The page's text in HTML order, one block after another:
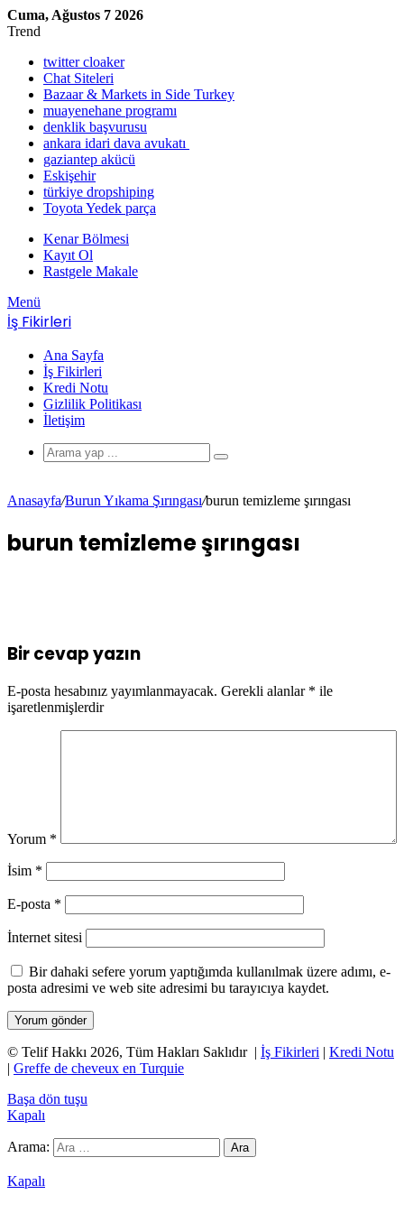
Cuma, Ağustos 7 2026
Trend
twitter cloaker
Chat Siteleri
Bazaar & Markets in Side Turkey
muayenehane programı
denklik başvurusu
ankara idari dava avukatı
gaziantep akücü
Eskişehir
türkiye dropshiping
Toyota Yedek parça
Kenar Bölmesi
Kayıt Ol
Rastgele Makale
Menü
İş Fikirleri
Ana Sayfa
İş Fikirleri
Kredi Notu
Gizlilik Politikası
İletişim
Anasayfa/Burun Yıkama Şırıngası/burun temizleme şırıngası
burun temizleme şırıngası
Bir cevap yazın
E-posta hesabınız yayımlanmayacak. Gerekli alanlar * ile
işaretlenmişlerdir
Yorum *
İsim *
E-posta *
İnternet sitesi
Bir dahaki sefere yorum yaptığımda kullanılmak üzere adımı, e-
posta adresimi ve web site adresimi bu tarayıcıya kaydet.
© Telif Hakkı 2026, Tüm Hakları Saklıdır | İş Fikirleri | Kredi Notu
| Greffe de cheveux en Turquie
Başa dön tuşu
Kapalı
Arama:
Kapalı